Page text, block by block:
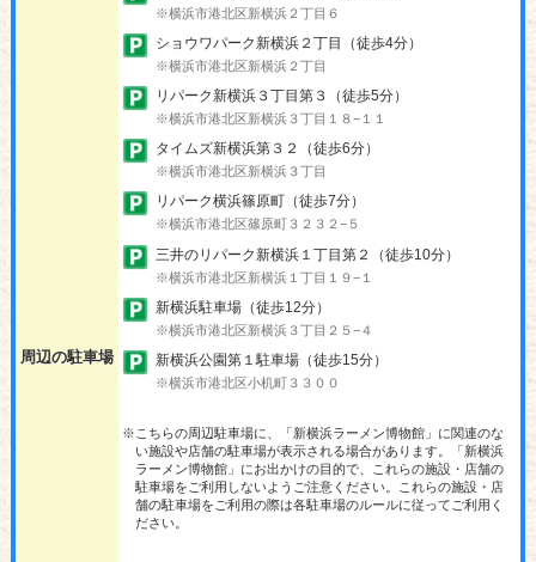
周辺の駐車場
※横浜市港北区新横浜２丁目６
ショウワパーク新横浜２丁目（徒歩4分）
※横浜市港北区新横浜２丁目
リパーク新横浜３丁目第３（徒歩5分）
※横浜市港北区新横浜３丁目１８−１１
タイムズ新横浜第３２（徒歩6分）
※横浜市港北区新横浜３丁目
リパーク横浜篠原町（徒歩7分）
※横浜市港北区篠原町３２３２−５
三井のリパーク新横浜１丁目第２（徒歩10分）
※横浜市港北区新横浜１丁目１９−１
新横浜駐車場（徒歩12分）
※横浜市港北区新横浜３丁目２５−４
新横浜公園第１駐車場（徒歩15分）
※横浜市港北区小机町３３００
※こちらの周辺駐車場に、「新横浜ラーメン博物館」に関連のな
い施設や店舗の駐車場が表示される場合があります。「新横浜
ラーメン博物館」にお出かけの目的で、これらの施設・店舗の
駐車場をご利用しないようご注意ください。これらの施設・店
舗の駐車場をご利用の際は各駐車場のルールに従ってご利用く
ださい。